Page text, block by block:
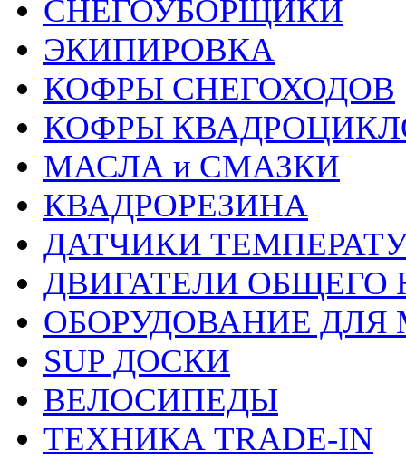
СНЕГОУБОРЩИКИ
ЭКИПИРОВКА
КОФРЫ СНЕГОХОДОВ
КОФРЫ
МАСЛА и СМАЗКИ
КВАДРОРЕЗИНА
ДАТЧИКИ
ДВИГАТЕЛИ ОБЩЕГО
ОБОРУДОВАНИЕ
SUP ДОСКИ
ВЕЛОСИПЕДЫ
ТЕХНИКА TRADE-IN